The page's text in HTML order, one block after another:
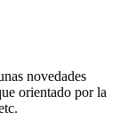
novedades
orientado por la